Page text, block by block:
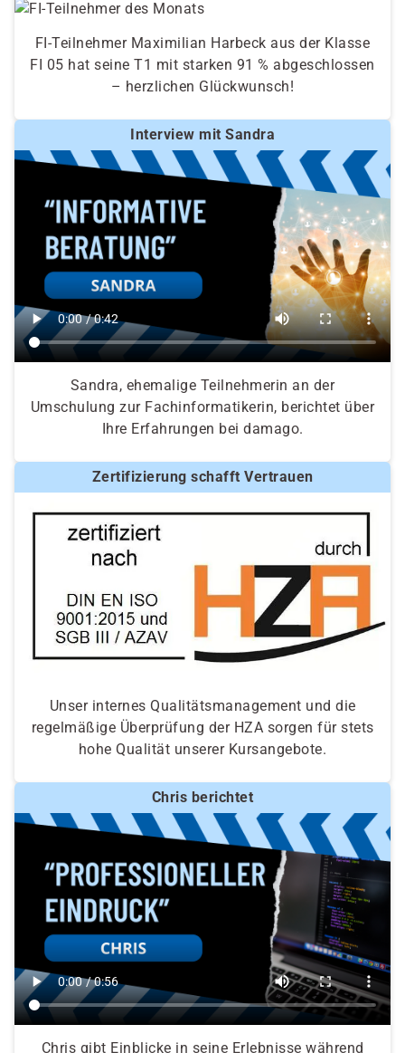
FI-Teilnehmer Maximilian Harbeck aus der Klasse
FI 05 hat seine T1 mit starken 91 % abgeschlossen
– herzlichen Glückwunsch!
Interview mit Sandra
Sandra, ehemalige Teilnehmerin an der
Umschulung zur Fachinformatikerin, berichtet über
Ihre Erfahrungen bei damago.
Zertifizierung schafft Vertrauen
Unser internes Qualitätsmanagement und die
regelmäßige Überprüfung der HZA sorgen für stets
hohe Qualität unserer Kursangebote.
Chris berichtet
Chris gibt Einblicke in seine Erlebnisse während